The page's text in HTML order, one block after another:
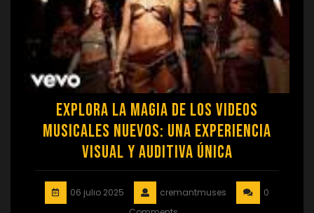
Explora la Magia de los Videos
Musicales Nuevos: Una Experiencia
Visual y Auditiva Única
06 julio 2025 cremantmuses
0